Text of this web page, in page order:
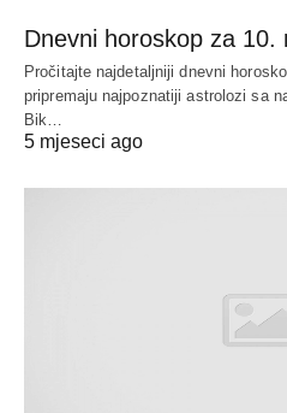
Dnevni horoskop za 10.
Pročitajte najdetaljniji dnevni
pripremaju najpoznatiji astrolozi sa
Bik…
5 mjeseci ago